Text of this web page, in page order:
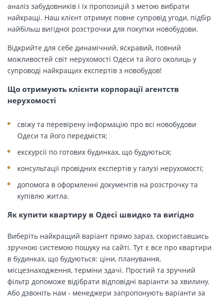
аналіз забудовників і їх пропозицій з метою вибрати
найкращі. Наш клієнт отримує повне супровід угоди, підбір
найбільш вигідної розстрочки для покупки новобудови.
Відкрийте для себе динамічний, яскравий, повний
можливостей світ нерухомості Одеси та його околиць у
супроводі найкращих експертів з новобудов!
Що отримують клієнти корпорації агентств
нерухомості
свіжу та перевірену інформацію про всі новобудови
Одеси та його передмістя;
екскурсії по готових будинках, що будуються;
консультації провідних експертів у галузі нерухомості;
допомога в оформленні документів на розстрочку та
купівлю житла.
Як купити квартиру в Одесі швидко та вигідно
Виберіть найкращий варіант прямо зараз, скориставшись
зручною системою пошуку на сайті. Тут є все про квартири
в будинках, що будуються: ціни, планування,
місцезнаходження, терміни здачі. Простий та зручний
фільтр допоможе відібрати відповідні варіанти за хвилину.
Або дзвоніть нам - менеджери запропонують варіанти за